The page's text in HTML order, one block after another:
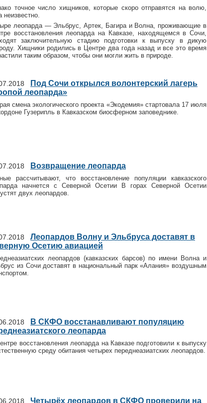
точное число хищников, которые скоро отправятся на волю,
неизвестно.
леопарда — Эльбрус, Артек, Багира и Волна, проживающие в
восстановления леопарда на Кавказе, находящемся в Сочи,
заключительную стадию подготовки к выпуску в дикую
Хищники родились в Центре два года назад и все это время
таким образом, чтобы они могли жить в природе.
Под Сочи открылся волонтерский лагерь
леопарда»
смена экологического проекта «Экодемия» стартовала 17 июля
Гузерипль в Кавказском биосферном заповеднике.
Возвращение леопарда
рассчитывают, что восстановление популяции кавказского
начнется с Северной Осетии В горах Северной Осетии
двух леопардов.
Леопардов Волну и Эльбруса доставят в
Осетию авиацией
леопардов (кавказских барсов) по имени Волна и
из Сочи доставят в национальный парк «Алания» воздушным
В СКФО восстанавливают популяцию
леопарда
восстановления леопарда на Кавказе подготовили к выпуску
среду обитания четырех переднеазиатских леопардов.
Четырёх леопардов в СКФО проверили на